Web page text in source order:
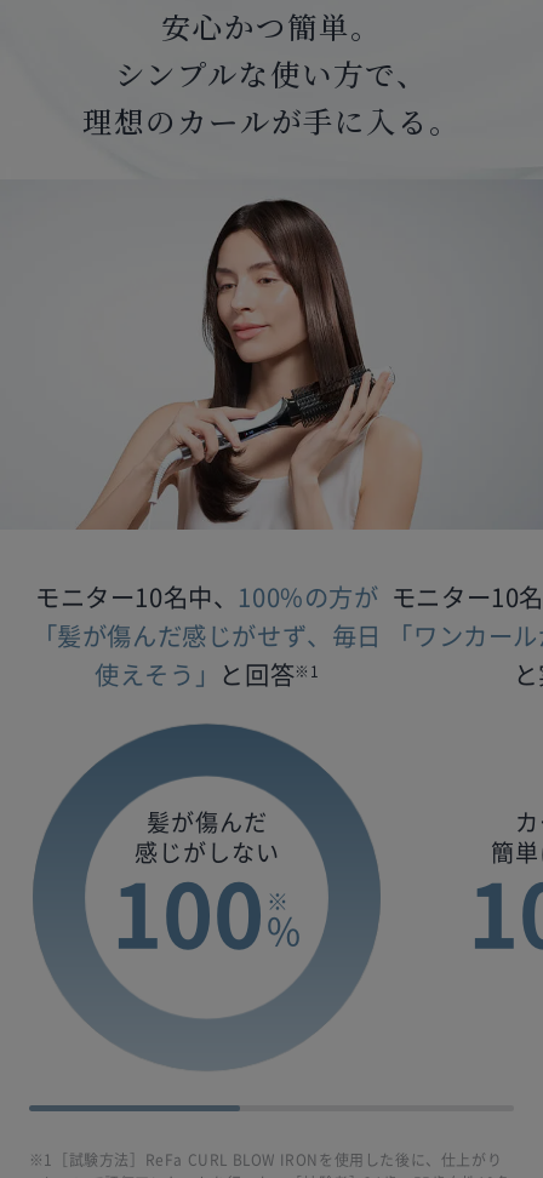
安心かつ簡単。
シンプルな使い方で、
理想のカールが手に入る。
モニター10名中、 100%の方が
「髪が傷んだ感じがせず、毎日
使えそう」
と回答※1
髪が傷んだ
感じがしない
100%
※
モニター10
「ワンカー
簡
※1［試験方法］ReFa CURL BLOW IRONを使用した後に、仕上がり